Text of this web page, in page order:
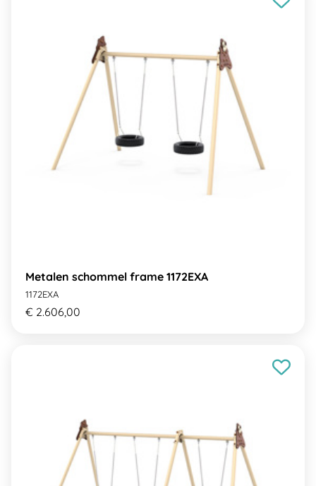
Metalen schommel frame 1172EXA
1172EXA
€ 2.606,00